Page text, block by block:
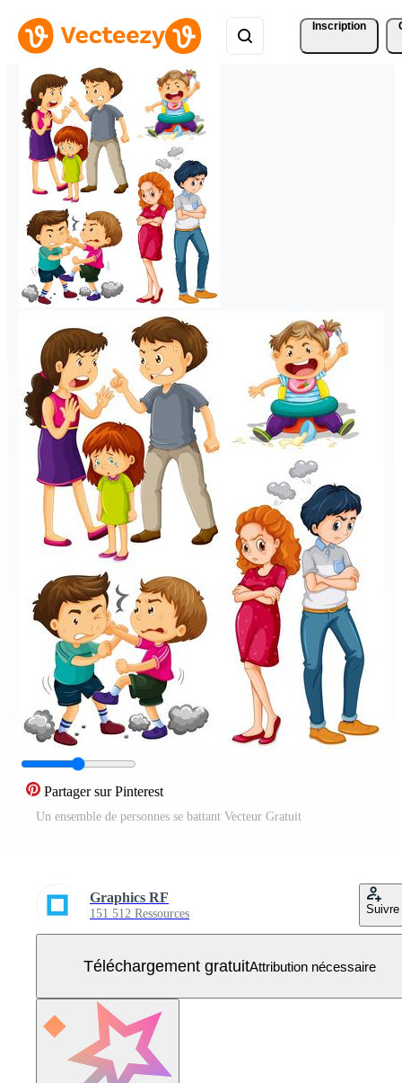
Inscription
Partager sur Pinterest
Un ensemble de personnes se battant Vecteur Gratuit
Graphics RF
151 512 Ressources Suivre
Téléchargement gratuitAttribution nécessaire